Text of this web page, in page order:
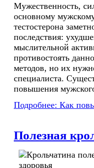
Мужественность,
основному
тестостерона
последствия:
мыслительной
противостоять
методов, но их
специалиста.
повышения
Подробнее: Как
Полезная